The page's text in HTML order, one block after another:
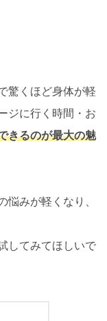
驚くほど身体が軽
ジに行く時間・お
きるのが最大の魅
悩みが軽くなり、
してみてほしいで